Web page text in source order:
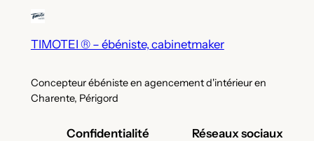
TIMOTEI ® – ébéniste, cabinetmaker
Concepteur ébéniste en agencement d'intérieur en
Charente, Périgord
Confidentialité Réseaux sociaux